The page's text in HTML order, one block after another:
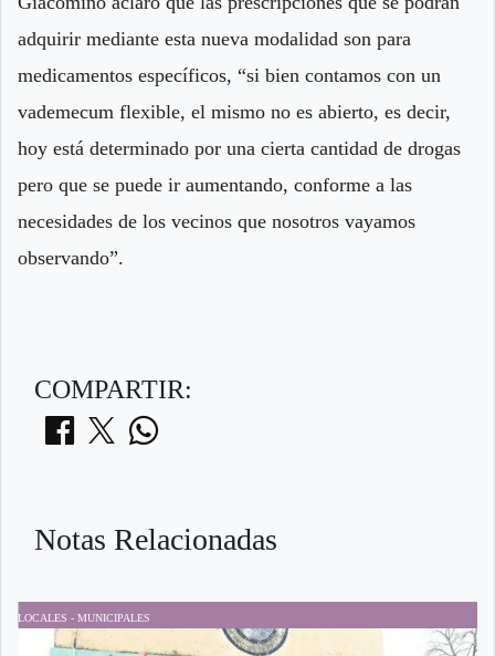
adquirir mediante esta nueva modalidad son para
medicamentos específicos, “si bien contamos con un
vademecum flexible, el mismo no es abierto, es decir,
hoy está determinado por una cierta cantidad de drogas
pero que se puede ir aumentando, conforme a las
necesidades de los vecinos que nosotros vayamos
observando”.
COMPARTIR:
Notas Relacionadas
LOCALES - MUNICIPALES